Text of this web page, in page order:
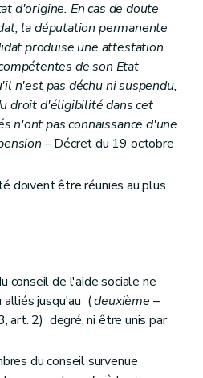
supérieur de l'aide sociale et du service d'étude
d'origine. En cas de doute
la députation permanente
produise une attestation
de son Etat
n'est pas déchu ni suspendu,
droit d'éligibilité dans cet
n'ont pas connaissance d'une
– Décret du 19 octobre
doivent être réunies au plus
conseil de l'aide sociale ne
alliés jusqu'au (deuxième –
art. 2) degré, ni être unis par
du conseil survenue